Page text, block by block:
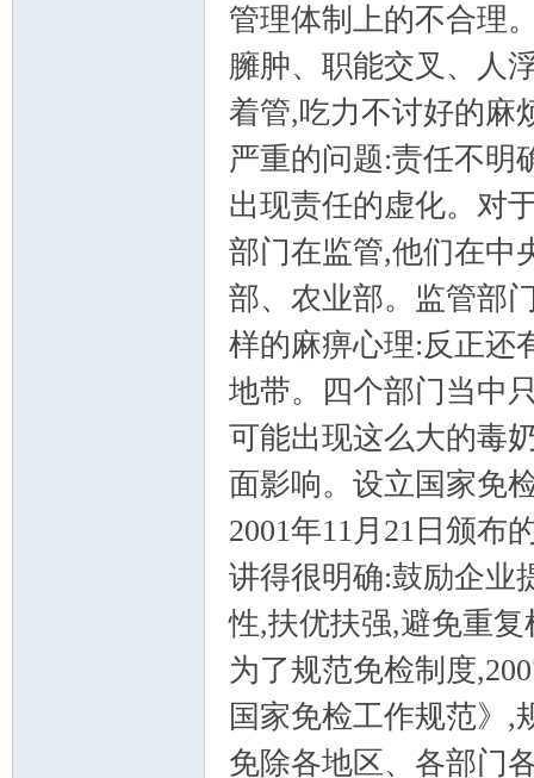
管理体制上的不合理
臃肿、职能交叉、人
着管,吃力不讨好的麻
严重的问题:责任不明
出现责任的虚化。对
部门在监管,他们在中
部、农业部。监管部
样的麻痹心理:反正还
地带。四个部门当中
可能出现这么大的毒
面影响。设立国家免
2001年11月21日颁布
讲得很明确:鼓励企业
性,扶优扶强,避免重
为了规范免检制度
国家免检工作规范》,
免除各地区、各部门